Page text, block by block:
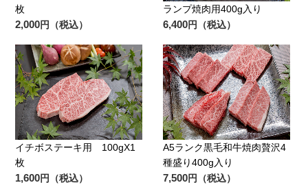
枚
2,000円（税込）
ランプ焼肉用400g入り
6,400円（税込）
イチボステーキ用 100gX1
枚
1,600円（税込）
A5ランク黒毛和牛焼肉贅沢4
種盛り400g入り
7,500円（税込）